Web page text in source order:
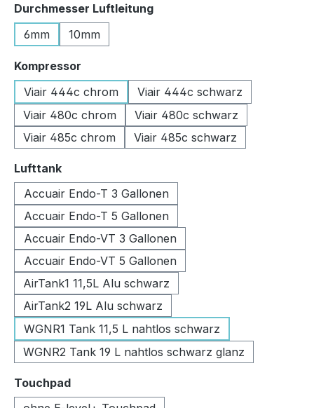
Durchmesser Luftleitungauswählen
6mm
10mm
Kompressor
Viair 444c chrom
Viair 444c schwarz
Viair 480c chrom
Viair 480c schwarz
Viair 485c chrom
Viair 485c schwarz
Lufttankauswählen
Accuair Endo-T 3 Gallonen
Accuair Endo-T 5 Gallonen
Accuair Endo-VT 3 Gallonen
Accuair Endo-VT 5 Gallonen
AirTank1 11,5L Alu schwarz
AirTank2 19L Alu schwarz
WGNR1 Tank 11,5 L nahtlos schwarz
WGNR2 Tank 19 L nahtlos schwarz glanz
Touchpadauswählen